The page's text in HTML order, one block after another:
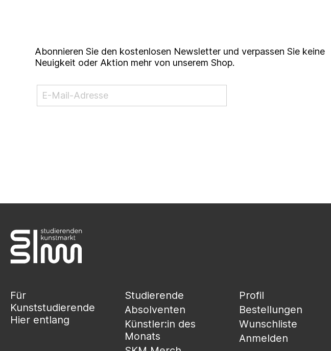
Abonnieren Sie den kostenlosen Newsletter und verpassen Sie keine
Neuigkeit oder Aktion mehr von unserem Shop.
Für
Kunststudierende
Hier entlang
Studierende
Absolventen
Künstler:in des
Monats
Profil
Bestellungen
Wunschliste
Anmelden